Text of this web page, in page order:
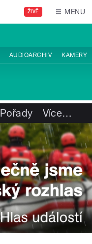
ŽIVĚ MENU
AUDIOARCHIV KAMERY
Pořady Více…